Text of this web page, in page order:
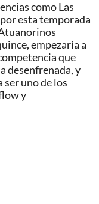
como Las
esta temporada
empezaría a
que
desenfrenada, y
ser uno de los
y